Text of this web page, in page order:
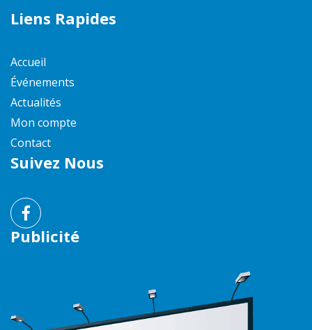
Liens Rapides
Accueil
Événements
Actualités
Mon compte
Contact
Suivez Nous
Publicité